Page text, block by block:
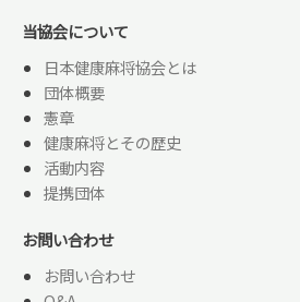
当協会について
日本健康麻将協会とは
団体概要
憲章
健康麻将とその歴史
活動内容
提携団体
お問い合わせ
お問い合わせ